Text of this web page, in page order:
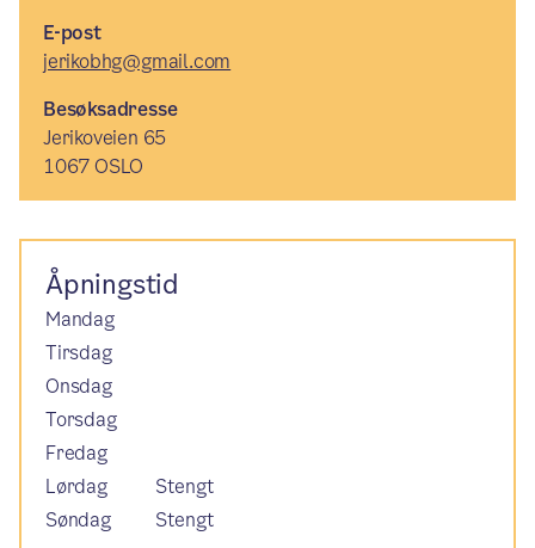
E-post
jerikobhg@gmail.com
Besøksadresse
Jerikoveien 65
1067 OSLO
Åpningstid
Mandag
Tirsdag
Onsdag
Torsdag
Fredag
Lørdag
Stengt
Søndag
Stengt